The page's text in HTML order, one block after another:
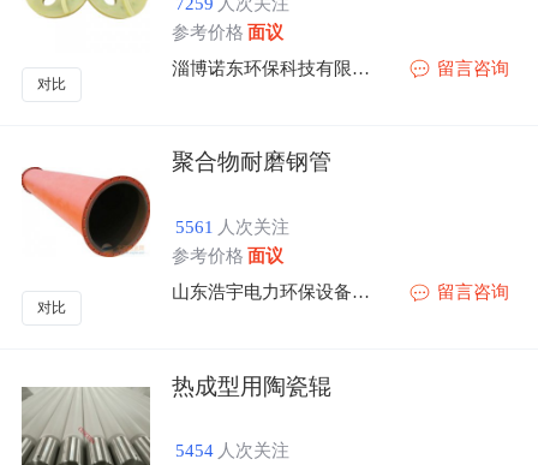
对比
参考价格 面议
淄博诺东环保科技有限公司
留言咨询
对比
聚合物耐磨钢管
5561 人次关注
参考价格 面议
山东浩宇电力环保设备有限公司
留言咨询
热成型用陶瓷辊
5454 人次关注